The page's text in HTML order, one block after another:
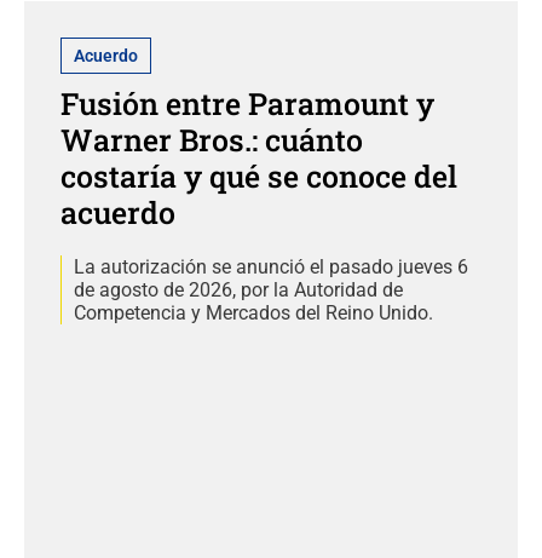
Acuerdo
Fusión entre Paramount y
Warner Bros.: cuánto
costaría y qué se conoce del
acuerdo
La autorización se anunció el pasado jueves 6
de agosto de 2026, por la Autoridad de
Competencia y Mercados del Reino Unido.